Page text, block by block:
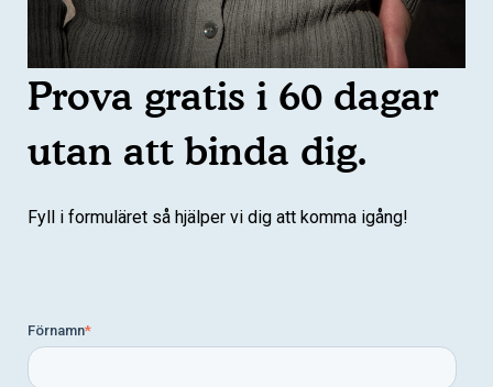
Prova gratis i 60 dagar
utan att binda dig.
Fyll i formuläret så hjälper vi dig att komma igång!
Förnamn*